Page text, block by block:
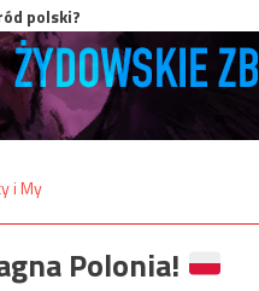
polski?
Polonia!